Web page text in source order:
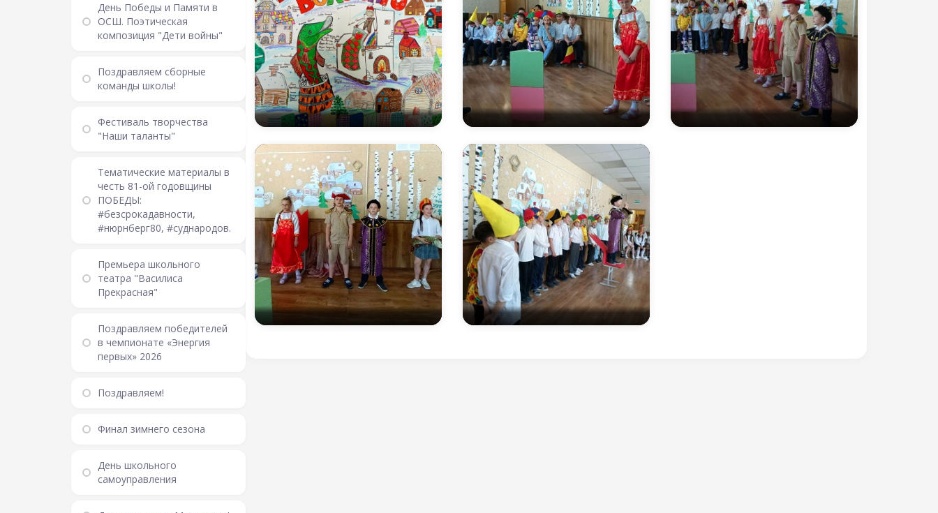
День Победы и Памяти в
ОСШ. Поэтическая
композиция "Дети войны"
Поздравляем сборные
команды школы!
Фестиваль творчества
"Наши таланты"
Тематические материалы в
честь 81-ой годовщины
ПОБЕДЫ:
#безсрокадавности,
#нюрнберг80, #суднародов.
Премьера школьного
театра "Василиса
Прекрасная"
Поздравляем победителей
в чемпионате «Энергия
первых» 2026
Поздравляем!
Финал зимнего сезона
День школьного
самоуправления